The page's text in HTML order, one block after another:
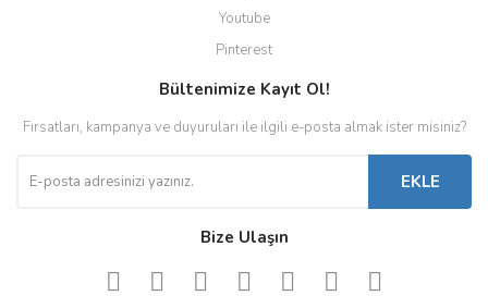
Youtube
Pinterest
Bültenimize Kayıt Ol!
Fırsatları, kampanya ve duyuruları ile ilgili e-posta almak ister misiniz?
EKLE
Bize Ulaşın